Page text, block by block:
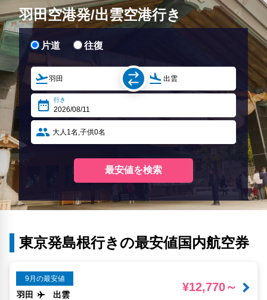
羽田空港発/出雲空港行き
東京発島根行きの最安値国内航空券
9月の最安値
羽田 出雲
¥12,770～